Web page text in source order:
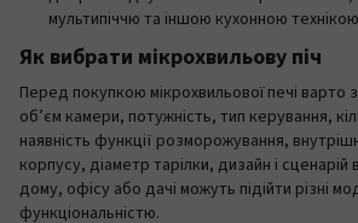
мультипіччю та іншою кухонною
Як вибрати мікрохвильову піч
Перед покупкою мікрохвильової печі варто
об’єм камери, потужність, тип керування,
наявність функції розморожування,
корпусу, діаметр тарілки, дизайн і
дому, офісу або дачі можуть підійти різні
функціональністю.